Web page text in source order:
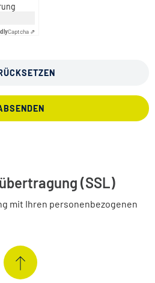
Captcha ⇗
(SSL)
mit Ihren personenbezogenen